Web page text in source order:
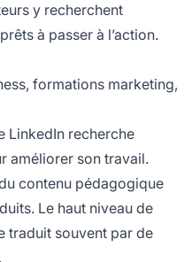
y recherchent
à passer à l’action.
formations marketing,
LinkedIn recherche
améliorer son travail.
contenu pédagogique
Le haut niveau de
traduit souvent par de